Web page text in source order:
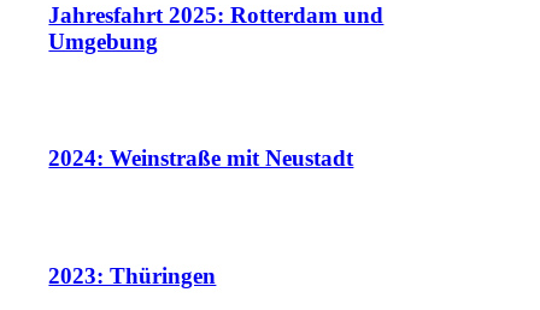
Jahresfahrt 2025: Rotterdam und
Umgebung
2024: Weinstraße mit Neustadt
2023: Thüringen